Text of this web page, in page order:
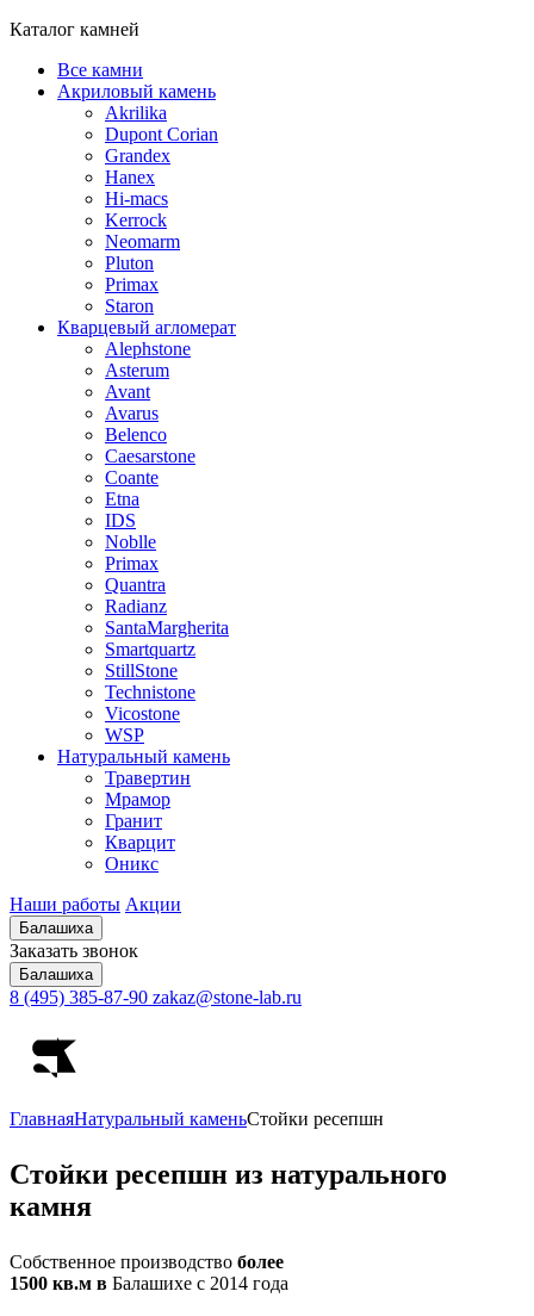
Каталог камней
Все камни
Акриловый камень
Akrilika
Dupont Corian
Grandex
Hanex
Hi-macs
Kerrock
Neomarm
Pluton
Primax
Staron
Кварцевый агломерат
Alephstone
Asterum
Avant
Avarus
Belenco
Caesarstone
Coante
Etna
IDS
Noblle
Primax
Quantra
Radianz
SantaMargherita
Smartquartz
StillStone
Technistone
Vicostone
WSP
Натуральный камень
Травертин
Мрамор
Гранит
Кварцит
Оникс
Наши работы Акции
Балашиха
Заказать звонок
Балашиха
8 (495) 385-87-90 zakaz@stone-lab.ru
ГлавнаяНатуральный каменьСтойки ресепшн
Стойки ресепшн из натурального
камня
Собственное производство более
1500 кв.м в Балашихе с 2014 года